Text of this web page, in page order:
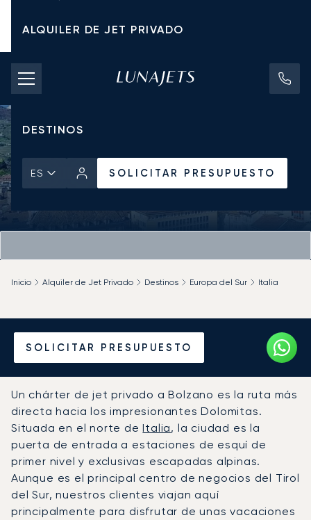
ALQUILER DE JET PRIVADO
TARIFAS DE CHÁRTER
JETS PRIVADOS
DESTINOS
ES SOLICITAR PRESUPUESTO
SOLICITAR PRESUPUESTO
Inicio Alquiler de Jet Privado Destinos Europa del Sur Italia
Alquile un Jet Privado
desde o hacia Bolzano
Un chárter de jet privado a Bolzano es la ruta más
directa hacia los impresionantes Dolomitas.
Situada en el norte deItalia, la ciudad es la
puerta de entrada a estaciones de esquí de
primer nivel y exclusivas escapadas alpinas.
Aunque es el principal centro de negocios del Tirol
del Sur, nuestros clientes viajan aquí
principalmente para disfrutar de unas vacaciones